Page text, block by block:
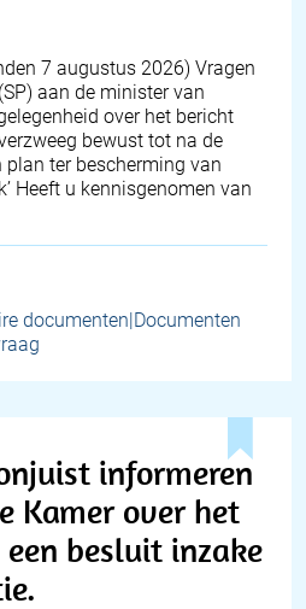
7 augustus 2026) Vragen
aan de minister van
over het bericht
bewust tot na de
plan ter bescherming van
Heeft u kennisgenomen van
documenten|Documenten
informeren
Kamer over het
besluit inzake